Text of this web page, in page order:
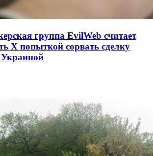
группа EvilWeb считает
Х попыткой сорвать сделку